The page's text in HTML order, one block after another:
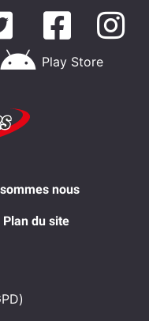
Play Store
nous
Plan du site